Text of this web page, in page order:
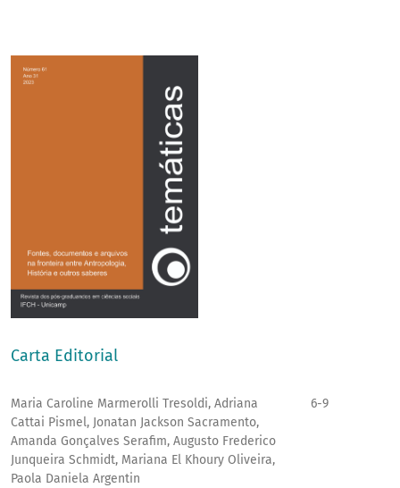
Carta Editorial
Maria Caroline Marmerolli Tresoldi, Adriana
Cattai Pismel, Jonatan Jackson Sacramento,
Amanda Gonçalves Serafim, Augusto Frederico
Junqueira Schmidt, Mariana El Khoury Oliveira,
Paola Daniela Argentin
6-9